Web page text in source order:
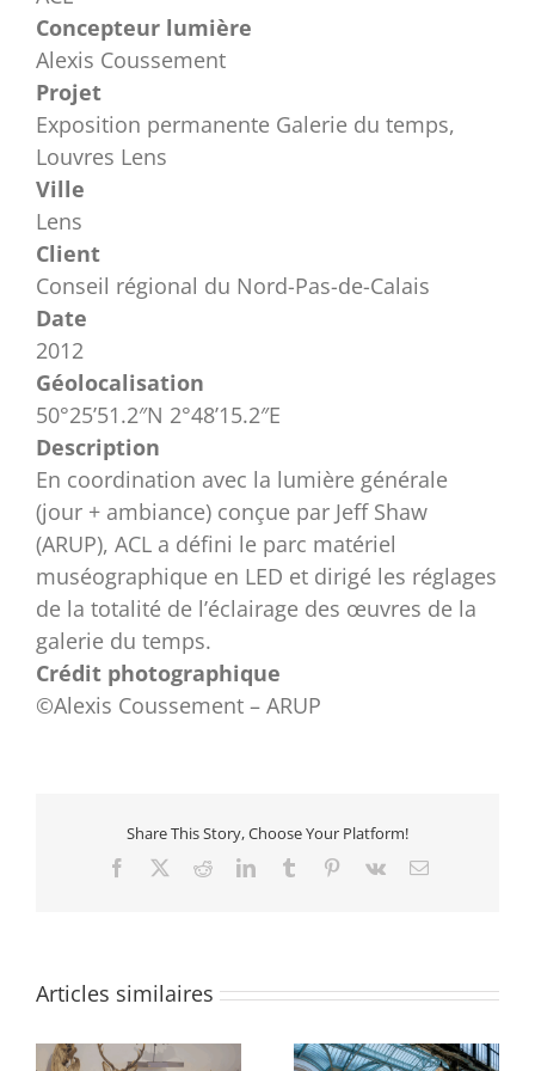
Concepteur lumière
Alexis Coussement
Projet
Exposition permanente Galerie du temps,
Louvres Lens
Ville
Lens
Client
Conseil régional du Nord-Pas-de-Calais
Date
2012
Géolocalisation
50°25’51.2″N 2°48’15.2″E
Description
En coordination avec la lumière générale
(jour + ambiance) conçue par Jeff Shaw
(ARUP), ACL a défini le parc matériel
muséographique en LED et dirigé les réglages
de la totalité de l’éclairage des œuvres de la
galerie du temps.
Crédit photographique
©Alexis Coussement – ARUP
Share This Story, Choose Your Platform!
Facebook RedditLinkedInTumblr Pinterest
Vk Email
Articles similaires